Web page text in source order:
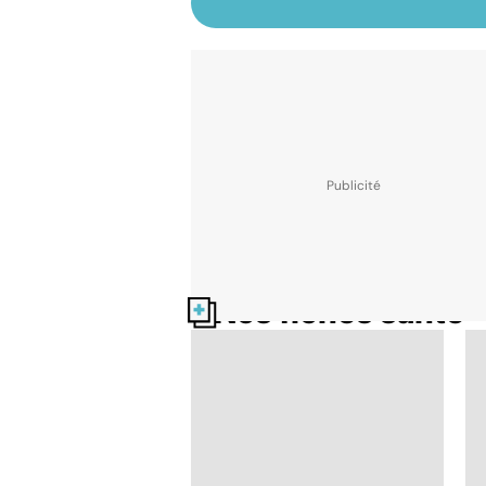
Nos fiches santé